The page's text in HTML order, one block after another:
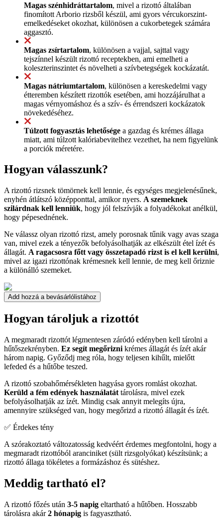
Magas szénhidráttartalom, mivel a rizottó általában
finomított Arborio rizsből készül, ami gyors vércukorszint-
emelkedéseket okozhat, különösen a cukorbetegek számára
aggasztó.
Magas zsírtartalom, különösen a vajjal, sajttal vagy
tejszínnel készült rizottó receptekben, ami emelheti a
koleszterinszintet és növelheti a szívbetegségek kockázatát.
Magas nátriumtartalom, különösen a kereskedelmi vagy
étteremben készített rizottók esetében, ami hozzájárulhat a
magas vérnyomáshoz és a szív- és érrendszeri kockázatok
növekedéséhez.
Túlzott fogyasztás lehetősége a gazdag és krémes állaga
miatt, ami túlzott kalóriabevitelhez vezethet, ha nem figyelünk
a porciók méretére.
Hogyan válasszunk?
A rizottó rizsnek tömörnek kell lennie, és egységes megjelenésűnek,
enyhén átlátszó középponttal, amikor nyers. A szemeknek
szilárdnak kell lenniük, hogy jól felszívják a folyadékokat anélkül,
hogy pépesednének.
Ne válassz olyan rizottó rizst, amely porosnak tűnik vagy avas szaga
van, mivel ezek a tényezők befolyásolhatják az elkészült étel ízét és
állagát. A ragacsosra főtt vagy összetapadó rizst is el kell kerülni,
mivel az igazi rizottónak krémesnek kell lennie, de meg kell őriznie
a különálló szemeket.
Add hozzá a bevásárlólistához
Hogyan tároljuk a rizottót
A megmaradt rizottót légmentesen záródó edényben kell tárolni a
hűtőszekrényben. Ez segít megőrizni krémes állagát és ízét akár
három napig. Győződj meg róla, hogy teljesen kihűlt, mielőtt
lefeded és a hűtőbe teszed.
A rizottó szobahőmérsékleten hagyása gyors romlást okozhat.
Kerüld a fém edények használatát tárolásra, mivel ezek
befolyásolhatják az ízét. Mindig csak annyit melegíts újra,
amennyire szükséged van, hogy megőrizd a rizottó állagát és ízét.
✅ Érdekes tény
A szórakoztató változatosság kedvéért érdemes megfontolni, hogy a
megmaradt rizottóból aranciniket (sült rizsgolyókat) készítsünk; a
rizottó állaga tökéletes a formázáshoz és sütéshez.
Meddig tartható el?
A rizottó főzés után 3-5 napig eltartható a hűtőben. Hosszabb
tárolásra akár2 hónapig is fagyasztható.